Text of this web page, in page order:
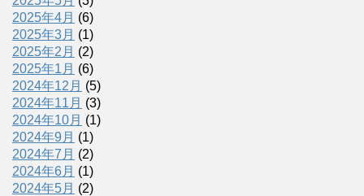
2025年4月 (6)
2025年3月 (1)
2025年2月 (2)
2025年1月 (6)
2024年12月 (5)
2024年11月 (3)
2024年10月 (1)
2024年9月 (1)
2024年7月 (2)
2024年6月 (1)
2024年5月 (2)